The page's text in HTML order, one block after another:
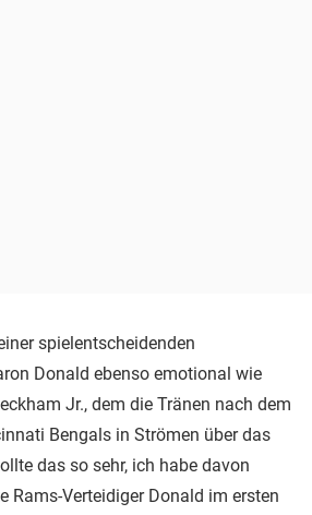
spielentscheidenden
Donald ebenso emotional wie
Jr., dem die Tränen nach dem
Bengals in Strömen über das
das so sehr, ich habe davon
Rams-Verteidiger Donald im ersten